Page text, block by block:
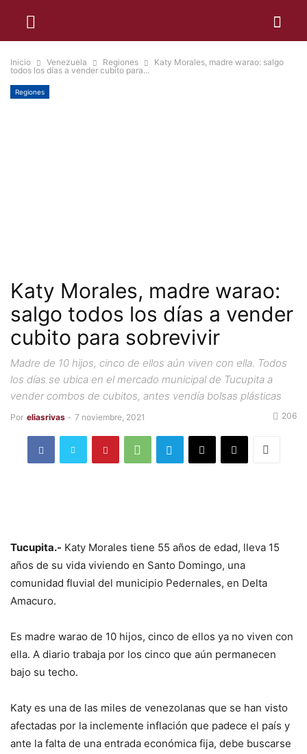
Inicio Venezuela Regiones
Katy Morales, madre warao: salgo
todos los días a vender cubito para...
Regiones
Katy Morales, madre warao:
salgo todos los días a vender
cubito para sobrevivir
Madre de 10 hijos, cinco de ellos aún viven con ella. Todos
los días se ubica en el mercado municipal de Tucupita a
vender combos de cubitos, antes vendía bolsas plásticas
Por eliasrivas - 7 noviembre, 2021 206
Tucupita.- Katy Morales tiene 55 años de edad, lleva 15
años de su vida viviendo en Santo Domingo, una
comunidad fluvial del municipio Pedernales, en Delta
Amacuro.
Es madre warao de 10 hijos, cinco de ellos ya no viven con
ella. A diario trabaja por los cinco que aún permanecen
bajo su techo.
Katy es una de las miles de venezolanas que se han visto
afectadas por la inclemente inflación que padece el país y
ante la falta de una entrada económica fija, debe buscarse